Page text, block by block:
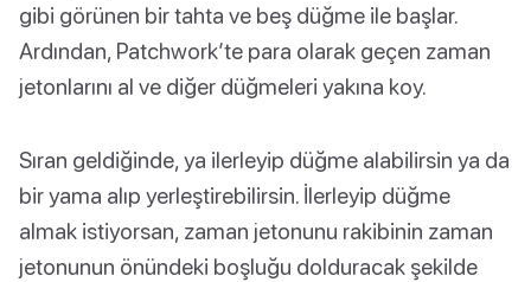
gibi görünen bir tahta ve beş düğme ile başlar.
Ardından, Patchwork’te para olarak geçen zaman
jetonlarını al ve diğer düğmeleri yakına koy.
Sıran geldiğinde, ya ilerleyip düğme alabilirsin ya da
bir yama alıp yerleştirebilirsin. İlerleyip düğme
almak istiyorsan, zaman jetonunu rakibinin zaman
jetonunun önündeki boşluğu dolduracak şekilde